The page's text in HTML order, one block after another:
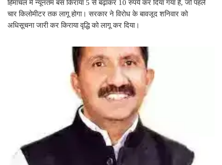
हिमाचल में न्यूनतम बस किराया 5 से बढ़ाकर 10 रुपये कर दिया गया है, जो पहले
चार किलोमीटर तक लागू होगा। सरकार ने विरोध के बावजूद शनिवार को
अधिसूचना जारी कर किराया वृद्धि को लागू कर दिया।